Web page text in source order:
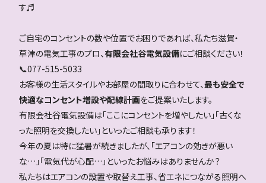
す♬
ご自宅のコンセントの数や位置でお困りであれば、私たち滋賀・
草津の電気工事のプロ、有限会社谷電気設備にご相談ください！
📞077-515-5033
お客様の生活スタイルやお部屋の間取りに合わせて、最も安全で
快適なコンセント増設や配線計画をご提案いたします。
有限会社谷電気設備は「ここにコンセントを増やしたい」「古くな
った照明を交換したい」といったご相談も承ります！
今年の夏は特に猛暑が続きましたが、「エアコンの効きが悪い
な…」「電気代が心配…」といったお悩みはありませんか？
私たちはエアコンの設置や取替え工事、省エネにつながる照明へ